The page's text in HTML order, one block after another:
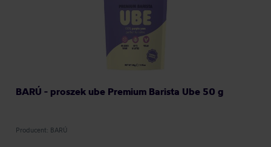
BARÚ - proszek ube Premium Barista Ube 50 g
Producent: BARÚ